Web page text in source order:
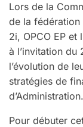
Lors de la
de la fédération
2i, OPCO EP et
à l’invitation du
l’évolution de
stratégies de
d’Administration.
Pour débuter